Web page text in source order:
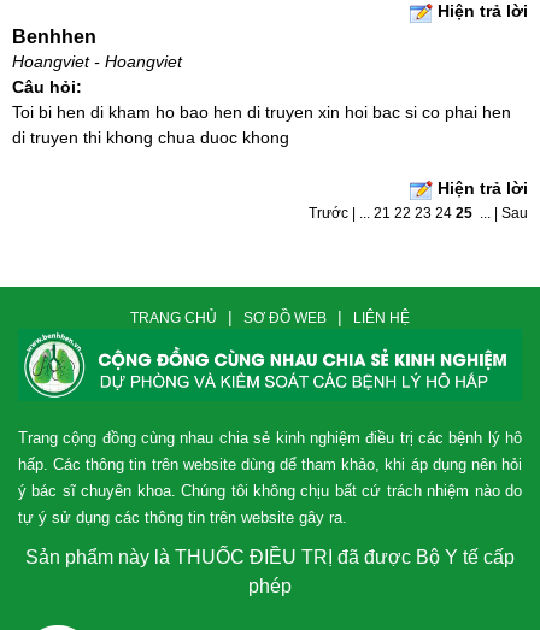
Hiện trả lời
Benhhen
Hoangviet - Hoangviet
Câu hỏi:
Toi bi hen di kham ho bao hen di truyen xin hoi bac si co phai hen
di truyen thi khong chua duoc khong
Hiện trả lời
Trước ... 21 22 23 24 25 ... Sau
TRANG CHỦ | SƠ ĐỒ WEB | LIÊN HỆ
Trang cộng đồng cùng nhau chia sẻ kinh nghiệm điều trị các bệnh lý hô
hấp. Các thông tin trên website dùng dể tham khảo, khi áp dụng nên hỏi
ý bác sĩ chuyên khoa. Chúng tôi không chịu bất cứ trách nhiệm nào do
tự ý sử dụng các thông tin trên website gây ra.
Sản phẩm này là THUỐC ĐIỀU TRỊ đã được Bộ Y tế cấp
phép